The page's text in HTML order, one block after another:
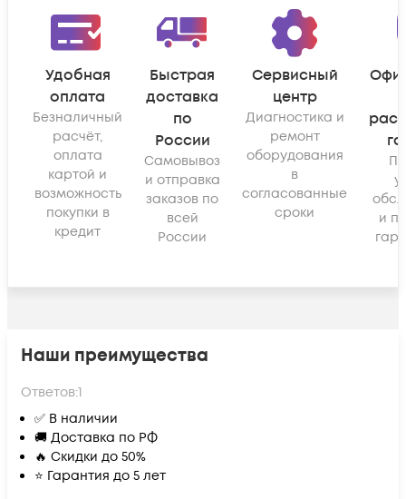
Удобная
оплата
Безналичный
расчёт,
оплата
картой и
возможность
покупки в
кредит
Быстрая
доставка
по
России
Самовывоз
и отправка
заказов по
всей
России
Сервисный
центр
Диагностика и
ремонт
оборудования
в
согласованные
сроки
и
Наши преимущества
Ответов:1
✅ В наличии
🚚 Доставка по РФ
🔥 Скидки до 50%
⭐ Гарантия до 5 лет